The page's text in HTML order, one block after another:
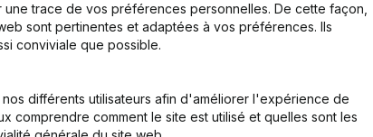
trace de vos préférences personnelles. De cette façon,
sont pertinentes et adaptées à vos préférences. Ils
conviviale que possible.
différents utilisateurs afin d'améliorer l'expérience de
comprendre comment le site est utilisé et quelles sont les
fraude
Consulter des comptes annuels